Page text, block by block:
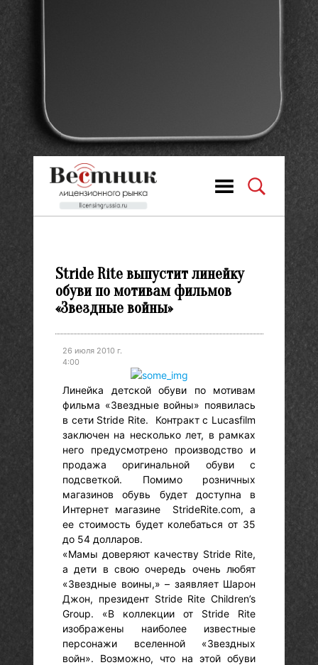
Stride Rite выпустит линейку
обуви по мотивам фильмов
«Звездные войны»
26 июля 2010 г.
4:00
Линейка детской обуви по мотивам
фильма «Звездные войны» появилась
в сети Stride Rite. Контракт с Lucasfilm
заключен на несколько лет, в рамках
него предусмотрено производство и
продажа оригинальной обуви с
подсветкой. Помимо розничных
магазинов обувь будет доступна в
Интернет магазине StrideRite.com, а
ее стоимость будет колебаться от 35
до 54 долларов.
«Мамы доверяют качеству Stride Rite,
а дети в свою очередь очень любят
«Звездные воины,» – заявляет Шарон
Джон, президент Stride Rite Children’s
Group. «В коллекции от Stride Rite
изображены наиболее известные
персонажи вселенной «Звездных
войн». Возможно, что на этой обуви